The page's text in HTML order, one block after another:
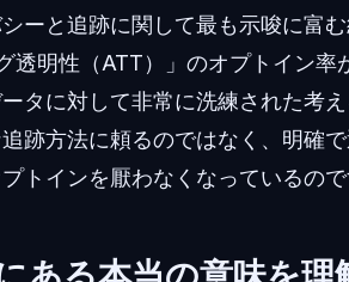
ーと追跡に関して最も示唆に富
透明性（ATT）」のオプトイン率
タに対して非常に洗練された考
跡方法に頼るのではなく、明確
トインを厭わなくなっているので